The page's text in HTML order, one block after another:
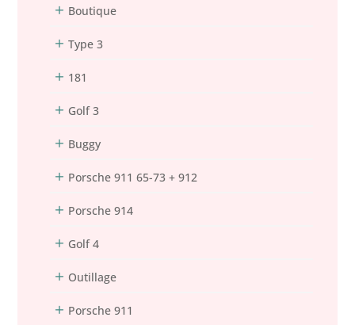
Boutique
Type 3
181
Golf 3
Buggy
Porsche 911 65-73 + 912
Porsche 914
Golf 4
Outillage
Porsche 911